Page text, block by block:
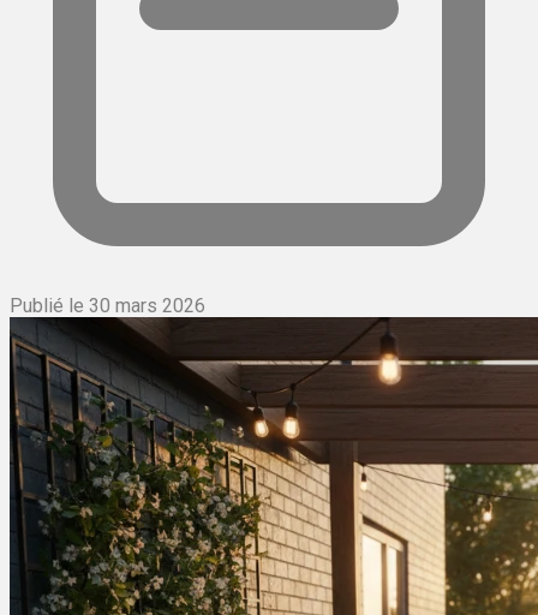
Publié le 30 mars 2026